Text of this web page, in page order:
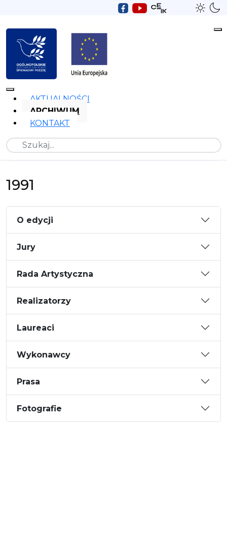
AKTUALNOŚCI
ARCHIWUM
KONTAKT
Szukaj
1991
O edycji
Jury
Rada Artystyczna
Realizatorzy
Laureaci
Wykonawcy
Prasa
Fotografie